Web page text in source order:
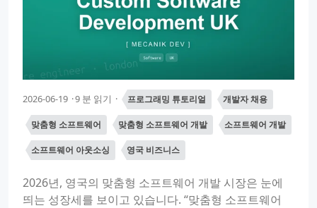
2026-06-19 9 분 읽기 프로그래밍 튜토리얼 개발자 채용
맞춤형 소프트웨어 맞춤형 소프트웨어 개발 소프트웨어 개발
소프트웨어 아웃소싱 영국 비즈니스
2026년, 영국의 맞춤형 소프트웨어 개발 시장은 눈에
띄는 성장세를 보이고 있습니다. “맞춤형 소프트웨어